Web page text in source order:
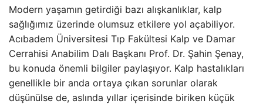
Modern yaşamın getirdiği bazı alışkanlıklar, kalp
sağlığımız üzerinde olumsuz etkilere yol açabiliyor.
Acıbadem Üniversitesi Tıp Fakültesi Kalp ve Damar
Cerrahisi Anabilim Dalı Başkanı Prof. Dr. Şahin Şenay,
bu konuda önemli bilgiler paylaşıyor. Kalp hastalıkları
genellikle bir anda ortaya çıkan sorunlar olarak
düşünülse de, aslında yıllar içerisinde biriken küçük